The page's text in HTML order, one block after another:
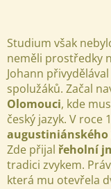
Studium však
neměli prostředky
Johann
spolužáků. Začal
Olomouci, kde
český jazyk. V roce
augustiniánského
Zde přijal řeholní
tradici zvykem.
která mu otevřela